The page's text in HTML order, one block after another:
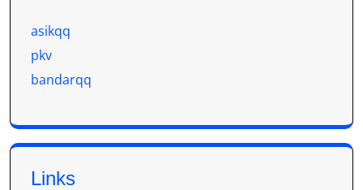
asikqq
pkv
bandarqq
Links